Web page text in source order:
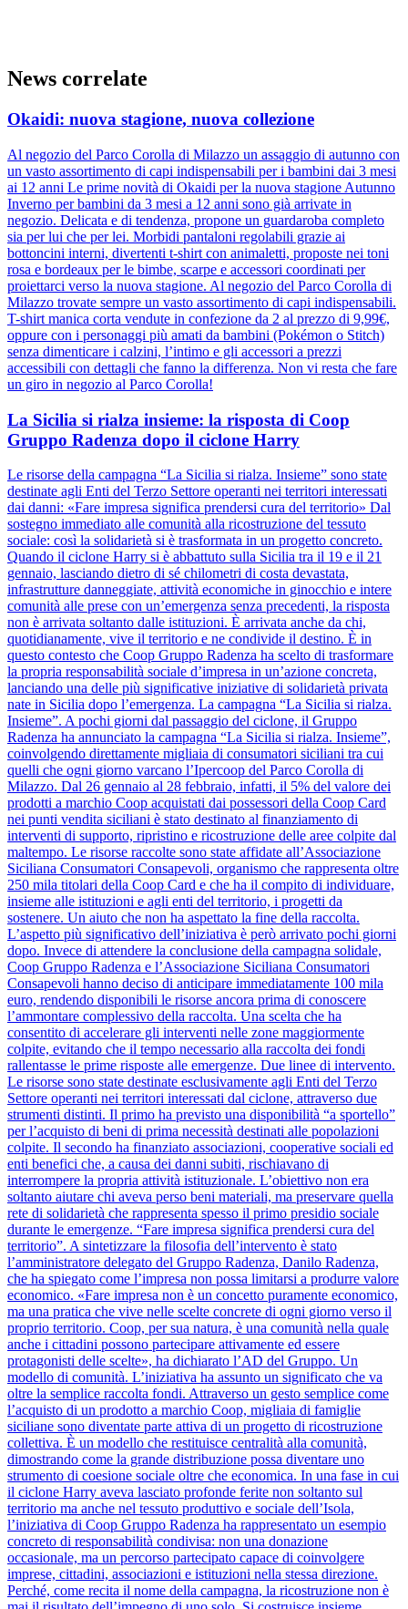
News correlate
Okaidi: nuova stagione, nuova collezione
Al negozio del Parco Corolla di Milazzo un assaggio di autunno con
un vasto assortimento di capi indispensabili per i bambini dai 3 mesi
ai 12 anni Le prime novità di Okaidi per la nuova stagione Autunno
Inverno per bambini da 3 mesi a 12 anni sono già arrivate in
negozio. Delicata e di tendenza, propone un guardaroba completo
sia per lui che per lei. Morbidi pantaloni regolabili grazie ai
bottoncini interni, divertenti t-shirt con animaletti, proposte nei toni
rosa e bordeaux per le bimbe, scarpe e accessori coordinati per
proiettarci verso la nuova stagione. Al negozio del Parco Corolla di
Milazzo trovate sempre un vasto assortimento di capi indispensabili.
T-shirt manica corta vendute in confezione da 2 al prezzo di 9,99€,
oppure con i personaggi più amati da bambini (Pokémon o Stitch)
senza dimenticare i calzini, l’intimo e gli accessori a prezzi
accessibili con dettagli che fanno la differenza. Non vi resta che fare
un giro in negozio al Parco Corolla!
La Sicilia si rialza insieme: la risposta di Coop
Gruppo Radenza dopo il ciclone Harry
Le risorse della campagna “La Sicilia si rialza. Insieme” sono state
destinate agli Enti del Terzo Settore operanti nei territori interessati
dai danni: «Fare impresa significa prendersi cura del territorio» Dal
sostegno immediato alle comunità alla ricostruzione del tessuto
sociale: così la solidarietà si è trasformata in un progetto concreto.
Quando il ciclone Harry si è abbattuto sulla Sicilia tra il 19 e il 21
gennaio, lasciando dietro di sé chilometri di costa devastata,
infrastrutture danneggiate, attività economiche in ginocchio e intere
comunità alle prese con un’emergenza senza precedenti, la risposta
non è arrivata soltanto dalle istituzioni. È arrivata anche da chi,
quotidianamente, vive il territorio e ne condivide il destino. È in
questo contesto che Coop Gruppo Radenza ha scelto di trasformare
la propria responsabilità sociale d’impresa in un’azione concreta,
lanciando una delle più significative iniziative di solidarietà privata
nate in Sicilia dopo l’emergenza. La campagna “La Sicilia si rialza.
Insieme”. A pochi giorni dal passaggio del ciclone, il Gruppo
Radenza ha annunciato la campagna “La Sicilia si rialza. Insieme”,
coinvolgendo direttamente migliaia di consumatori siciliani tra cui
quelli che ogni giorno varcano l’Ipercoop del Parco Corolla di
Milazzo. Dal 26 gennaio al 28 febbraio, infatti, il 5% del valore dei
prodotti a marchio Coop acquistati dai possessori della Coop Card
nei punti vendita siciliani è stato destinato al finanziamento di
interventi di supporto, ripristino e ricostruzione delle aree colpite dal
maltempo. Le risorse raccolte sono state affidate all’Associazione
Siciliana Consumatori Consapevoli, organismo che rappresenta oltre
250 mila titolari della Coop Card e che ha il compito di individuare,
insieme alle istituzioni e agli enti del territorio, i progetti da
sostenere. Un aiuto che non ha aspettato la fine della raccolta.
L’aspetto più significativo dell’iniziativa è però arrivato pochi giorni
dopo. Invece di attendere la conclusione della campagna solidale,
Coop Gruppo Radenza e l’Associazione Siciliana Consumatori
Consapevoli hanno deciso di anticipare immediatamente 100 mila
euro, rendendo disponibili le risorse ancora prima di conoscere
l’ammontare complessivo della raccolta. Una scelta che ha
consentito di accelerare gli interventi nelle zone maggiormente
colpite, evitando che il tempo necessario alla raccolta dei fondi
rallentasse le prime risposte alle emergenze. Due linee di intervento.
Le risorse sono state destinate esclusivamente agli Enti del Terzo
Settore operanti nei territori interessati dal ciclone, attraverso due
strumenti distinti. Il primo ha previsto una disponibilità “a sportello”
per l’acquisto di beni di prima necessità destinati alle popolazioni
colpite. Il secondo ha finanziato associazioni, cooperative sociali ed
enti benefici che, a causa dei danni subiti, rischiavano di
interrompere la propria attività istituzionale. L’obiettivo non era
soltanto aiutare chi aveva perso beni materiali, ma preservare quella
rete di solidarietà che rappresenta spesso il primo presidio sociale
durante le emergenze. “Fare impresa significa prendersi cura del
territorio”. A sintetizzare la filosofia dell’intervento è stato
l’amministratore delegato del Gruppo Radenza, Danilo Radenza,
che ha spiegato come l’impresa non possa limitarsi a produrre valore
economico. «Fare impresa non è un concetto puramente economico,
ma una pratica che vive nelle scelte concrete di ogni giorno verso il
proprio territorio. Coop, per sua natura, è una comunità nella quale
anche i cittadini possono partecipare attivamente ed essere
protagonisti delle scelte», ha dichiarato l’AD del Gruppo. Un
modello di comunità. L’iniziativa ha assunto un significato che va
oltre la semplice raccolta fondi. Attraverso un gesto semplice come
l’acquisto di un prodotto a marchio Coop, migliaia di famiglie
siciliane sono diventate parte attiva di un progetto di ricostruzione
collettiva. È un modello che restituisce centralità alla comunità,
dimostrando come la grande distribuzione possa diventare uno
strumento di coesione sociale oltre che economica. In una fase in cui
il ciclone Harry aveva lasciato profonde ferite non soltanto sul
territorio ma anche nel tessuto produttivo e sociale dell’Isola,
l’iniziativa di Coop Gruppo Radenza ha rappresentato un esempio
concreto di responsabilità condivisa: non una donazione
occasionale, ma un percorso partecipato capace di coinvolgere
imprese, cittadini, associazioni e istituzioni nella stessa direzione.
Perché, come recita il nome della campagna, la ricostruzione non è